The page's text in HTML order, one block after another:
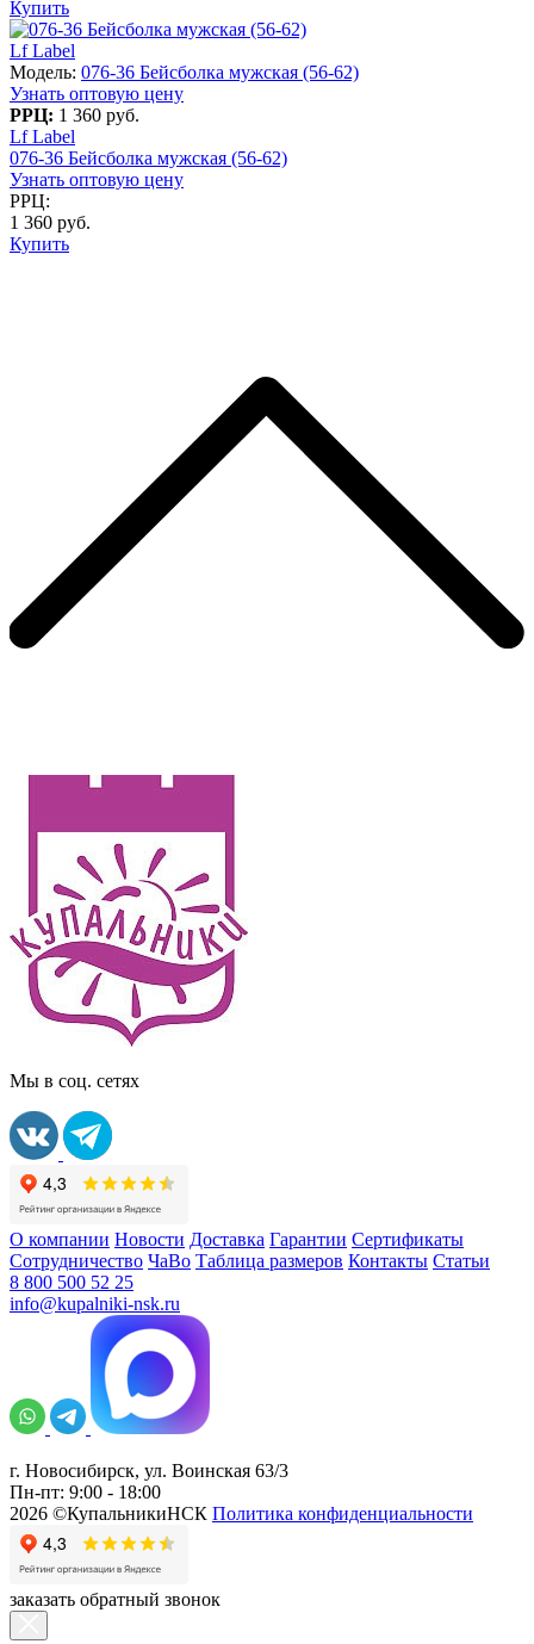
Купить
Lf Label
Модель: 076-36 Бейсболка мужская (56-62)
Узнать оптовую цену
РРЦ: 1 360 руб.
Lf Label
076-36 Бейсболка мужская (56-62)
Узнать оптовую цену
РРЦ:
1 360 руб.
Купить
Мы в соц. сетях
О компании Новости Доставка Гарантии Сертификаты
Сотрудничество ЧаВо Таблица размеров Контакты Статьи
8 800 500 52 25
info@kupalniki-nsk.ru
г. Новосибирск, ул. Воинская 63/3
Пн-пт: 9:00 - 18:00
2026 ©КупальникиНСК Политика конфиденциальности
заказать обратный звонок